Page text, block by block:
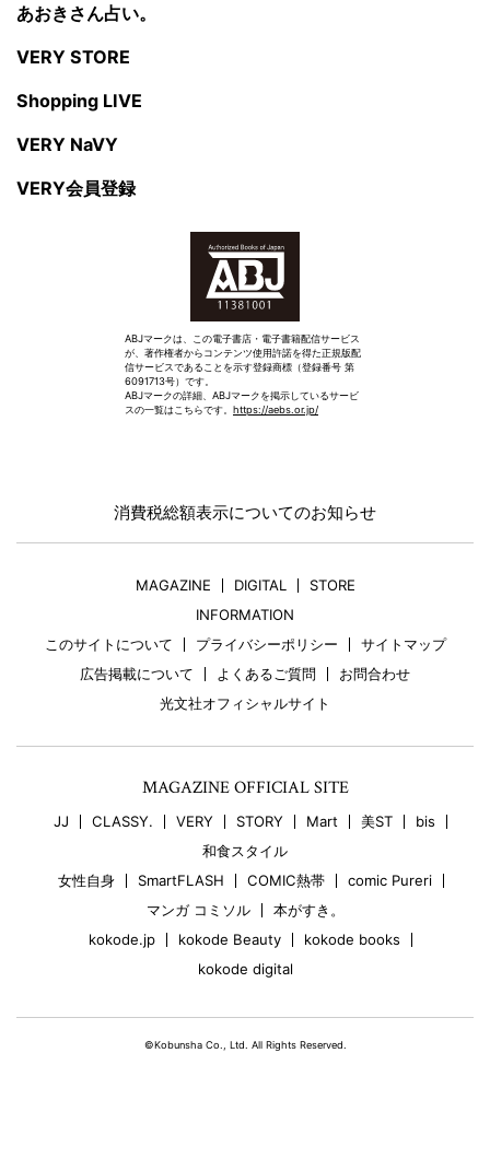
あおきさん占い。
VERY STORE
Shopping LIVE
VERY NaVY
VERY会員登録
ABJマークは、この電子書店・電子書籍配信サービス
が、著作権者からコンテンツ使用許諾を得た正規版配
信サービスであることを示す登録商標（登録番号 第
6091713号）です。
ABJマークの詳細、ABJマークを掲示しているサービ
スの一覧はこちらです。 https://aebs.or.jp/
消費税総額表示についてのお知らせ
MAGAZINE DIGITAL
STORE
INFORMATION
このサイトについて
プライバシーポリシー
サイトマップ
広告掲載について
よくあるご質問
お問合わせ
光文社オフィシャルサイト
MAGAZINE OFFICIAL SITE
JJ CLASSY. VERY STORY Mart 美ST
bis
和食スタイル
女性自身
SmartFLASH COMIC熱帯
comic Pureri
マンガ コミソル
本がすき。
kokode.jp
kokode Beauty
kokode books
kokode digital
©Kobunsha Co., Ltd. All Rights Reserved.